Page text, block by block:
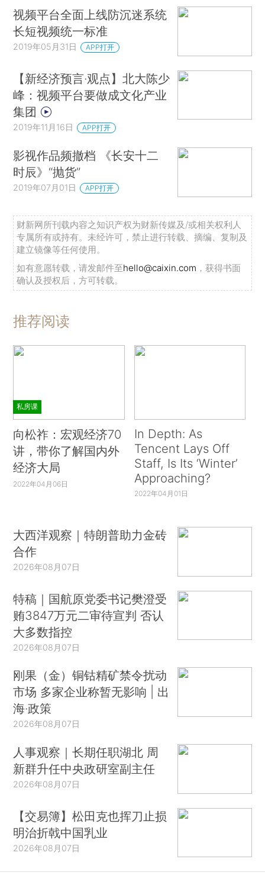
视频平台全面上线防沉迷系统
长短视频统一标准
2019年05月31日 APP打开
【新经济预言·观点】北大陈少
峰：视频平台要做成文化产业
集团
2019年11月16日 APP打开
影视作品频撤档 《长安十二
时辰》“抛货”
2019年07月01日 APP打开
财新网所刊载内容之知识产权为财新传媒及/或相关权利人
专属所有或持有。未经许可，禁止进行转载、摘编、复制及
建立镜像等任何使用。
如有意愿转载，请发邮件至hello@caixin.com ，获得书面
确认及授权后，方可转载。
推荐阅读
私房课
向松祚：宏观经济70
讲，带你了解国内外
经济大局
2022年04月06日
In Depth: As
Tencent Lays Off
Staff, Is Its ‘Winter’
Approaching?
2022年04月01日
大西洋观察｜特朗普助力金砖
合作
2026年08月07日
特稿｜国航原党委书记樊澄受
贿3847万元二审待宣判 否认
大多数指控
2026年08月07日
刚果（金）铜钴精矿禁令扰动
市场 多家企业称暂无影响 | 出
海·政策
2026年08月07日
人事观察｜长期任职湖北 周
新群升任中央政研室副主任
2026年08月07日
【交易簿】松田克也挥刀止损
明治折戟中国乳业
2026年08月07日